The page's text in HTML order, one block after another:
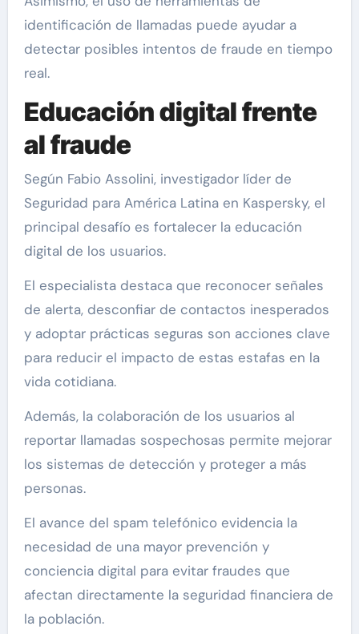
identificación de llamadas puede ayudar a
detectar posibles intentos de fraude en tiempo
real.
Educación digital frente
al fraude
Según Fabio Assolini, investigador líder de
Seguridad para América Latina en Kaspersky, el
principal desafío es fortalecer la educación
digital de los usuarios.
El especialista destaca que reconocer señales
de alerta, desconfiar de contactos inesperados
y adoptar prácticas seguras son acciones clave
para reducir el impacto de estas estafas en la
vida cotidiana.
Además, la colaboración de los usuarios al
reportar llamadas sospechosas permite mejorar
los sistemas de detección y proteger a más
personas.
El avance del spam telefónico evidencia la
necesidad de una mayor prevención y
conciencia digital para evitar fraudes que
afectan directamente la seguridad financiera de
la población.